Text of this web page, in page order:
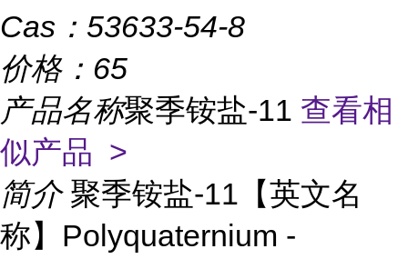
Cas： 53633-54-8
价格： 65
产品名称聚季铵盐-11 查看相
似产品 >
简介 聚季铵盐-11【英文名
称】Polyquaternium -